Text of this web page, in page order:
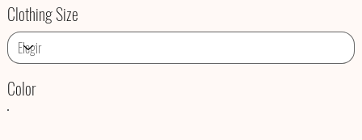
Clothing Size
Color